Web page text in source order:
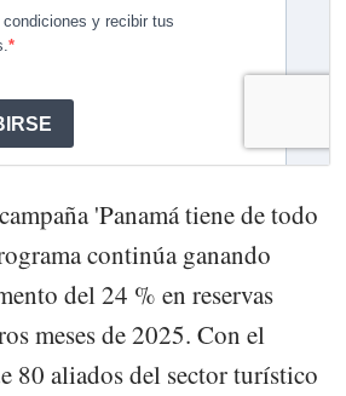
'Panamá tiene de todo
continúa ganando
del 24 % en reservas
meses de 2025. Con el
80 aliados del sector turístico